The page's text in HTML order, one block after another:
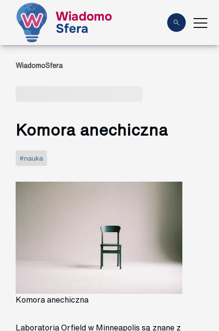
Wiadomo
Sfera
WiadomoSfera
Komora anechiczna
#nauka
Komora anechiczna
Laboratoria Orfield w Minneapolis są znane z